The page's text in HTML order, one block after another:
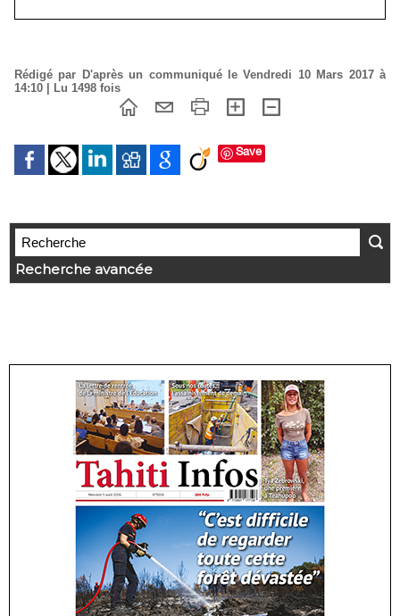
Rédigé par D'après un communiqué le Vendredi 10 Mars 2017 à
14:10 | Lu 1498 fois
Save
Recherche avancée